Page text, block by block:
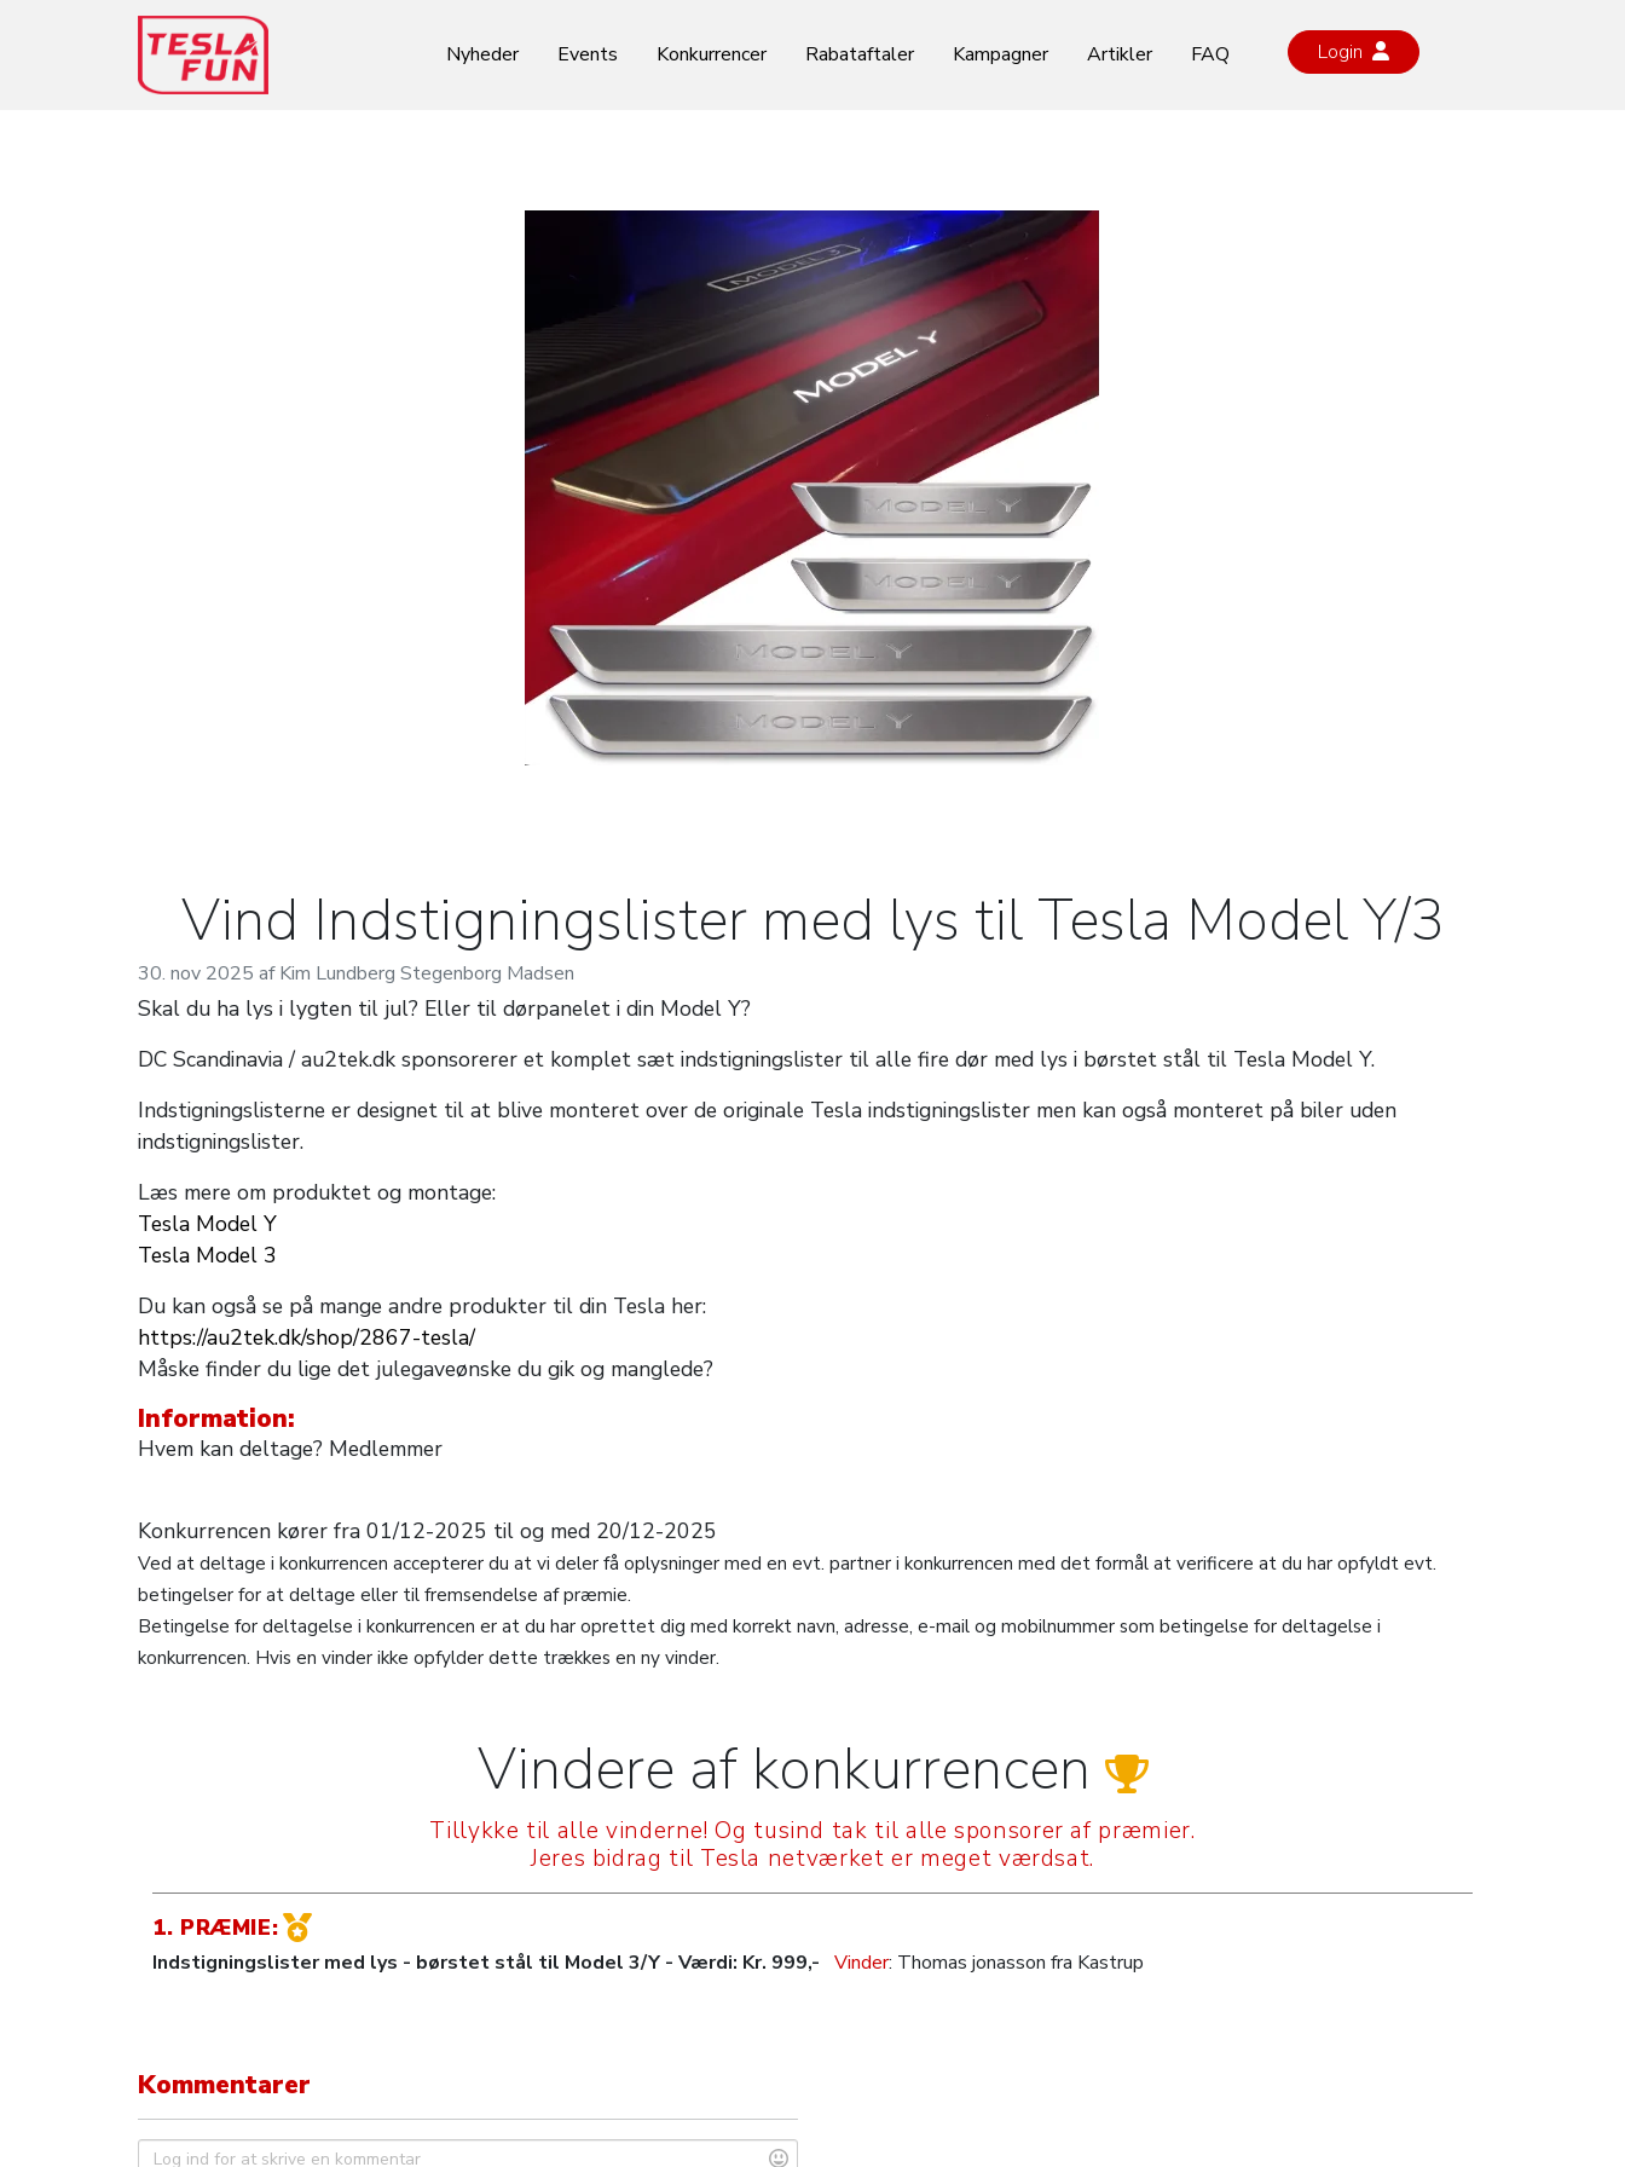
Nyheder Events Konkurrencer Rabataftaler Kampagner Artikler FAQ Login
Vind Indstigningslister med lys til Tesla Model Y/3
30. nov 2025 af Kim Lundberg Stegenborg Madsen
Skal du ha lys i lygten til jul? Eller til dørpanelet i din Model Y?
DC Scandinavia / au2tek.dk sponsorerer et komplet sæt indstigningslister til alle fire dør med lys i børstet stål til Tesla Model Y.
Indstigningslisterne er designet til at blive monteret over de originale Tesla indstigningslister men kan også monteret på biler uden
indstigningslister.
Læs mere om produktet og montage:
Tesla Model Y
Tesla Model 3
Du kan også se på mange andre produkter til din Tesla her:
https://au2tek.dk/shop/2867-tesla/
Måske finder du lige det julegaveønske du gik og manglede?
Information:
Hvem kan deltage? Medlemmer
Konkurrencen kører fra 01/12-2025 til og med 20/12-2025
Ved at deltage i konkurrencen accepterer du at vi deler få oplysninger med en evt. partner i konkurrencen med det formål at verificere at du har opfyldt evt.
betingelser for at deltage eller til fremsendelse af præmie.
Betingelse for deltagelse i konkurrencen er at du har oprettet dig med korrekt navn, adresse, e-mail og mobilnummer som betingelse for deltagelse i
konkurrencen. Hvis en vinder ikke opfylder dette trækkes en ny vinder.
Vindere af konkurrencen
Tillykke til alle vinderne! Og tusind tak til alle sponsorer af præmier.
Jeres bidrag til Tesla netværket er meget værdsat.
1. PRÆMIE:
Indstigningslister med lys - børstet stål til Model 3/Y - Værdi: Kr. 999,- Vinder: Thomas jonasson fra Kastrup
Kommentarer